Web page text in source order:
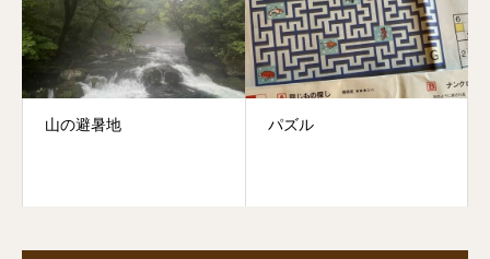
山の避暑地 パズル